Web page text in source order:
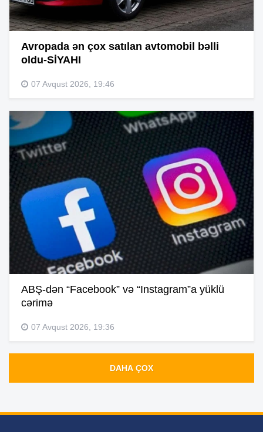
Avropada ən çox satılan avtomobil bəlli
oldu-SİYAHI
07 Avqust 2026, 19:46
ABŞ-dən “Facebook” və “Instagram”a yüklü
cərimə
07 Avqust 2026, 19:36
DAHA ÇOX